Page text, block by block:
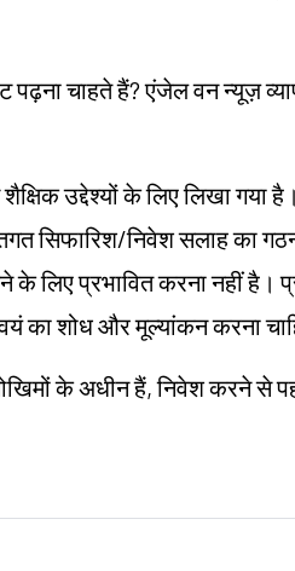
पढ़ना चाहते हैं? एंजेल वन न्यूज़
उद्देश्यों के लिए लिखा गया
सिफारिश/निवेशसलाह का
के लिए प्रभावित करना नहीं है।
का शोध और मूल्यांकन करना
के अधीन हैं, निवेश करने से